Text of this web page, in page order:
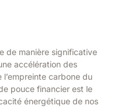
de manière significative
accélération des
l’empreinte carbone du
pouce financier est le
énergétique de nos